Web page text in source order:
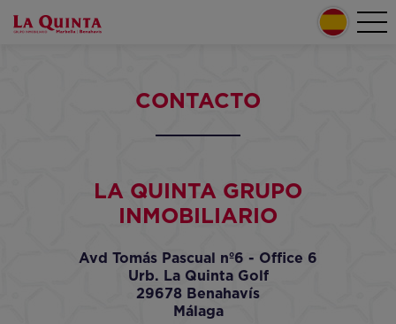
CONTACTO
LA QUINTA GRUPO
INMOBILIARIO
Avd Tomás Pascual nº6 - Office 6
Urb. La Quinta Golf
29678 Benahavís
Málaga